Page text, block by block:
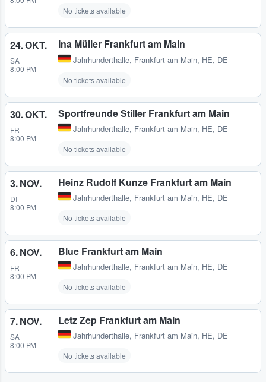
No tickets available
24. OKT.
SA
8:00 PM
Ina Müller Frankfurt am Main
Jahrhunderthalle, Frankfurt am Main, HE, DE
No tickets available
30. OKT.
FR
8:00 PM
Sportfreunde Stiller Frankfurt am Main
Jahrhunderthalle, Frankfurt am Main, HE, DE
No tickets available
3. NOV.
DI
8:00 PM
Heinz Rudolf Kunze Frankfurt am Main
Jahrhunderthalle, Frankfurt am Main, HE, DE
No tickets available
6. NOV.
FR
8:00 PM
Blue Frankfurt am Main
Jahrhunderthalle, Frankfurt am Main, HE, DE
No tickets available
7. NOV.
SA
8:00 PM
Letz Zep Frankfurt am Main
Jahrhunderthalle, Frankfurt am Main, HE, DE
No tickets available